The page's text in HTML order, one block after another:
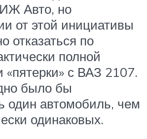
Авто, но
от этой инициативы
отказаться по
полной
с ВАЗ 2107.
было бы
один автомобиль, чем
одинаковых.